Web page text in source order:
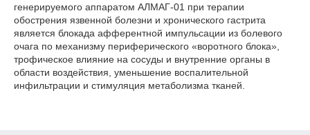
генерируемого аппаратом АЛМАГ-01 при терапии
обострения язвенной болезни и хронического гастрита
является блокада афферентной импульсации из болевого
очага по механизму периферического «воротного блока»,
трофическое влияние на сосуды и внутренние органы в
области воздействия, уменьшение воспалительной
инфильтрации и стимуляция метаболизма тканей.